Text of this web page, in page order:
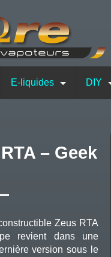
E-liquides DIY
Zeus RTA
revient dans une
version sous le